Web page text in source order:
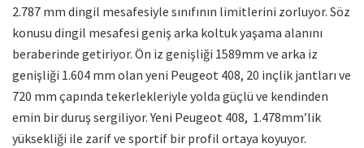
2.787 mm dingil mesafesiyle sınıfının limitlerini zorluyor. Söz
konusu dingil mesafesi geniş arka koltuk yaşama alanını
beraberinde getiriyor. Ön iz genişliği 1589mm ve arka iz
genişliği 1.604 mm olan yeni Peugeot 408, 20 inçlik jantları ve
720 mm çapında tekerlekleriyle yolda güçlü ve kendinden
emin bir duruş sergiliyor. Yeni Peugeot 408, 1.478mm’lik
yüksekliği ile zarif ve sportif bir profil ortaya koyuyor.